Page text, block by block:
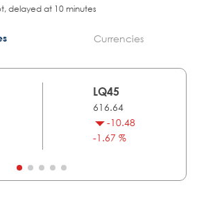
delayed at 10 minutes
Currencies
LQ45
616.64
-10.48
-1.67 %